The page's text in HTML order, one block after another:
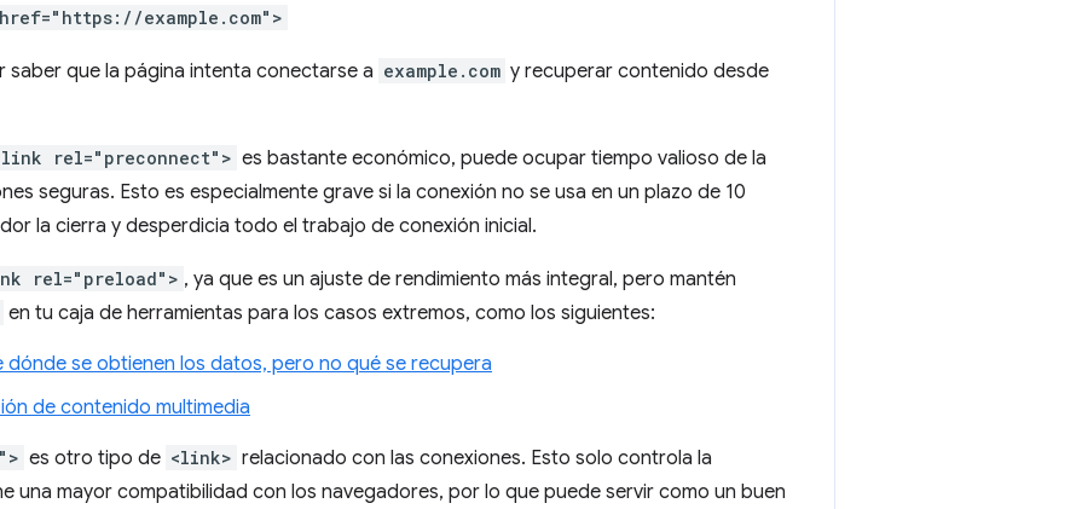
example.com">
saber que la página intenta conectarse a example.com y recuperar contenido desde
rel="preconnect"> es bastante económico, puede ocupar tiempo valioso de la
seguras. Esto es especialmente grave si la conexión no se usa en un plazo de 10
la cierra y desperdicia todo el trabajo de conexión inicial.
rel="preload"> , ya que es un ajuste de rendimiento más integral, pero mantén
en tu caja de herramientas para los casos extremos, como los siguientes:
dónde se obtienen los datos, pero no qué se recupera
de contenido multimedia
es otro tipo de <link> relacionado con las conexiones. Esto solo controla la
una mayor compatibilidad con los navegadores, por lo que puede servir como un buen